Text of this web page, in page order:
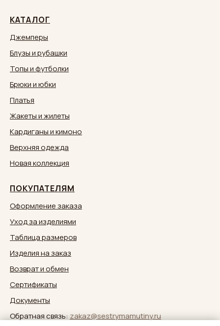
КАТАЛОГ
Джемперы
Блузы и рубашки
Топы и футболки
Брюки и юбки
Платья
Жакеты и жилеты
Кардиганы и кимоно
Верхняя одежда
Новая коллекция
ПОКУПАТЕЛЯМ
Оформление заказа
Уход за изделиями
Таблица размеров
Изделия на заказ
Возврат и обмен
Сертификаты
Документы
Обратная связь: zakaz@sestrymamutiny.ru